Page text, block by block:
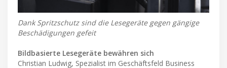
Dank Spritzschutz sind die Lesegeräte gegen gängige
Beschädigungen gefeit
Bildbasierte Lesegeräte bewähren sich
Christian Ludwig, Spezialist im Geschäftsfeld Business